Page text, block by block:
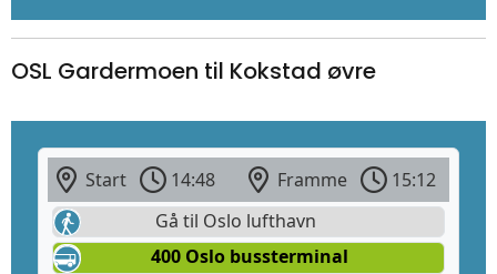
OSL Gardermoen til Kokstad øvre
Start 14:48 Framme
15:12
Gå til Oslo lufthavn
400 Oslo bussterminal